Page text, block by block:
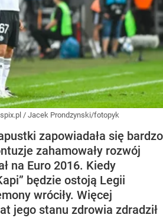
/ Jacek Prondzynski/fotopyk
zapowiadała się bardzo
zahamowały rozwój
na Euro 2016. Kiedy
będzie ostoją Legii
wróciły. Więcej
jego stanu zdrowia zdradził